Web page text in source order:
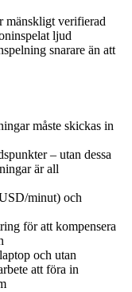
mänskligt verifierad
ljud
snarare än att
måste skickas in
– utan dessa
är all
minut) och
för att kompensera
och utan
att föra in